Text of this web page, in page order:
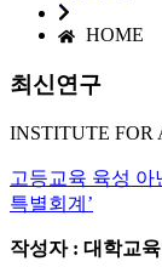
HOME
최신연구
INSTITUTE FOR
고등교육 육성 아
특별회계’
작성자 : 대학교